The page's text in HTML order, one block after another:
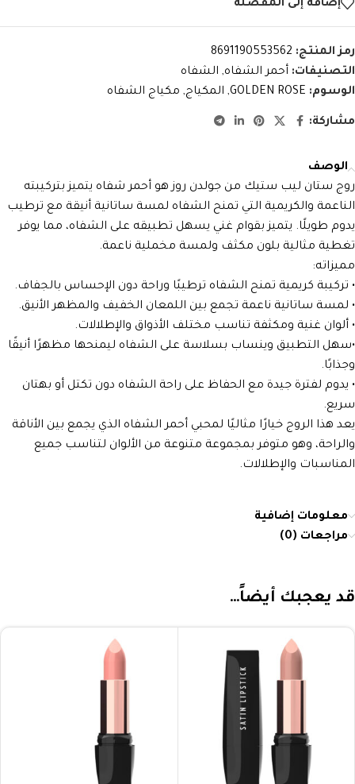
إضافة إلى المفضلة
رمز المنتج: 8691190553562
التصنيفات: أحمر الشفاه, الشفاه
الوسوم: GOLDEN ROSE
, المكياج, مكياج الشفاه
مشاركة:
الوصف
روج ستان ليب ستيك من جولدن روز هو أحمر شفاه يتميز بتركيبته
الناعمة والكريمية التي تمنح الشفاه لمسة ساتانية أنيقة مع ترطيب
يدوم طويلًا. يتميز بقوام غني يسهل تطبيقه على الشفاه، مما يوفر
تغطية مثالية بلون مكثف ولمسة مخملية ناعمة.
مميزاته:
• تركيبة كريمية تمنح الشفاه ترطيبًا وراحة دون الإحساس بالجفاف.
• لمسة ساتانية ناعمة تجمع بين اللمعان الخفيف والمظهر الأنيق.
• ألوان غنية ومكثفة تناسب مختلف الأذواق والإطلالات.
•سهل التطبيق وينساب بسلاسة على الشفاه ليمنحها مظهرًا أنيقًا
وجذابًا.
• يدوم لفترة جيدة مع الحفاظ على راحة الشفاه دون تكتل أو بهتان
سريع.
يعد هذا الروج خيارًا مثاليًا لمحبي أحمر الشفاه الذي يجمع بين الأناقة
والراحة، وهو متوفر بمجموعة متنوعة من الألوان لتناسب جميع
المناسبات والإطلالات.
معلومات إضافية
مراجعات (0)
قد يعجبك أيضاً…